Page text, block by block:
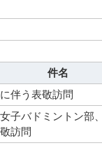
件名
伴う表敬訪問
子バドミントン部
訪問